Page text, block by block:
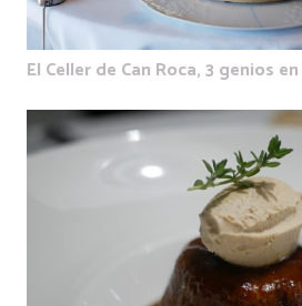
El Celler de Can Roca, 3 genios